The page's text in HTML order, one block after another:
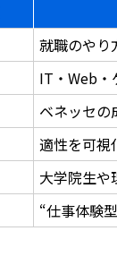
就職のやり
IT・Web・
ベネッセの
適性を可視
大学院生や
“仕事体験